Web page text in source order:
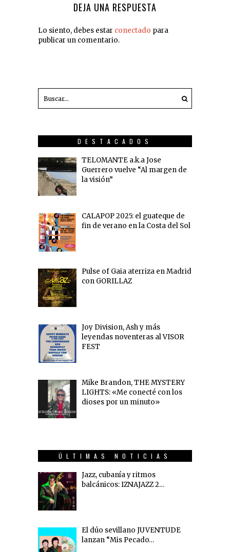
DEJA UNA RESPUESTA
Lo siento, debes estar conectado para
publicar un comentario.
DESTACADOS
TELOMANTE a.k.a Jose
Guerrero vuelve “Al margen de
la visión”
CALAPOP 2025: el guateque de
fin de verano en la Costa del Sol
Pulse of Gaia aterriza en Madrid
con GORILLAZ
Joy Division, Ash y más
leyendas noventeras al VISOR
FEST
Mike Brandon, THE MYSTERY
LIGHTS: «Me conecté con los
dioses por un minuto»
ÚLTIMAS NOTICIAS
Jazz, cubanía y ritmos
balcánicos: IZNAJAZZ 2…
El dúo sevillano JUVENTUDE
lanzan “Mis Pecado…